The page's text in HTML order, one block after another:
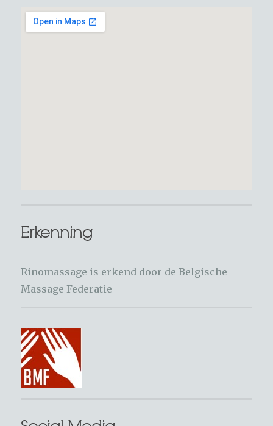
Erkenning
Rinomassage is erkend door de Belgische
Massage Federatie